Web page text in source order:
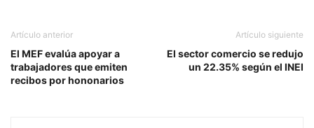
Artículo anterior
El MEF evalúa apoyar a
trabajadores que emiten
recibos por hononarios
Artículo siguiente
El sector comercio se redujo
un 22.35% según el INEI